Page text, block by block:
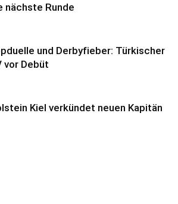
nächste Runde
und Derbyfieber: Türkischer
vor Debüt
Kiel verkündet neuen Kapitän